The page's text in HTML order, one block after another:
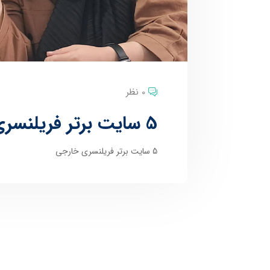
0 نظر
5 سایت برتر فریلنسری خارجی
5 سایت برتر فریلنسری خارجی